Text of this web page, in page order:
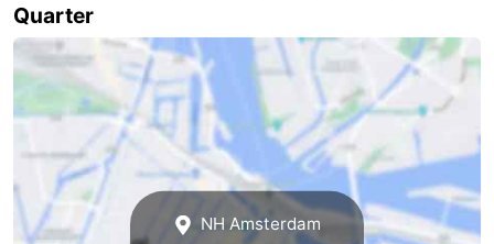
Quarter
NH Amsterdam